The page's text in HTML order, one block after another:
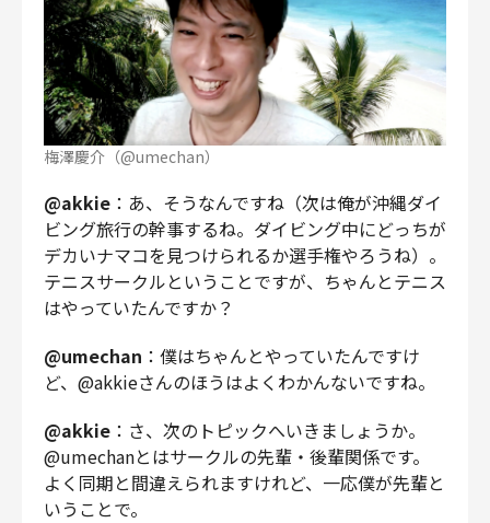
梅澤慶介（@umechan）
@akkie ：あ、そうなんですね（次は俺が沖縄ダイ
ビング旅行の幹事するね。ダイビング中にどっちが
デカいナマコを見つけられるか選手権やろうね）。
テニスサークルということですが、ちゃんとテニス
はやっていたんですか？
@umechan ：僕はちゃんとやっていたんですけ
ど、@akkieさんのほうはよくわかんないですね。
@akkie ：さ、次のトピックへいきましょうか。
@umechanとはサークルの先輩・後輩関係です。
よく同期と間違えられますけれど、一応僕が先輩と
いうことで。